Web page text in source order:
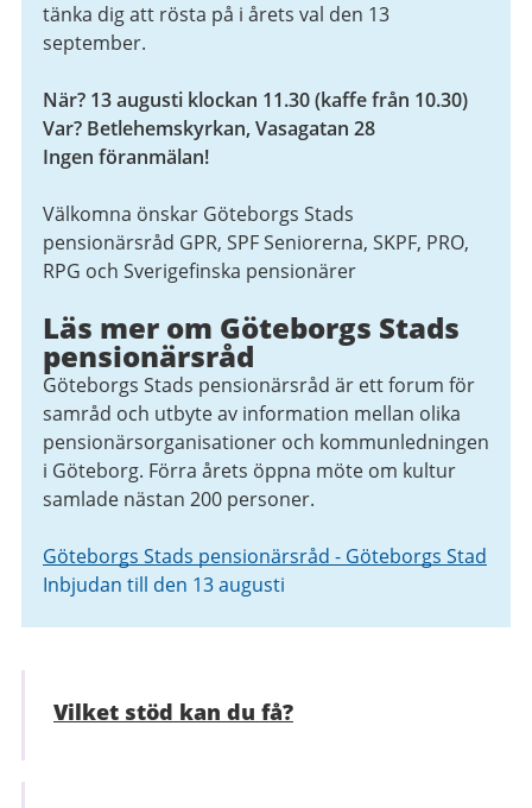
tänka dig att rösta på i årets val den 13
september.
När? 13 augusti klockan 11.30 (kaffe från 10.30)
Var? Betlehemskyrkan, Vasagatan 28
Ingen föranmälan!
Välkomna önskar Göteborgs Stads
pensionärsråd GPR, SPF Seniorerna, SKPF, PRO,
RPG och Sverigefinska pensionärer
Läs mer om Göteborgs Stads
pensionärsråd
Göteborgs Stads pensionärsråd är ett forum för
samråd och utbyte av information mellan olika
pensionärsorganisationer och kommunledningen
i Göteborg. Förra årets öppna möte om kultur
samlade nästan 200 personer.
Göteborgs Stads pensionärsråd - Göteborgs Stad
Inbjudan till den 13 augusti
Vilket stöd kan du få?